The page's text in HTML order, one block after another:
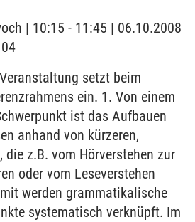
| 10:15 - 11:45 | 06.10.2008
Veranstaltung setzt beim
ein. 1. Von einem
ist das Aufbauen
anhand von kürzeren,
die z.B. vom Hörverstehen zur
oder vom Leseverstehen
werden grammatikalische
systematisch verknüpft. Im